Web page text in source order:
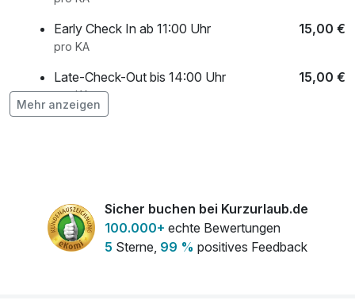
Early Check In ab 11:00 Uhr 15,00 €
pro KA
Late-Check-Out bis 14:00 Uhr 15,00 €
pro KA
Transfer vom / zum Bahnhof Radeberg
(Vorreservierung)
Mehr anzeigen
Sicher buchen bei Kurzurlaub.de
100.000+ echte Bewertungen
5 Sterne, 99 % positives Feedback